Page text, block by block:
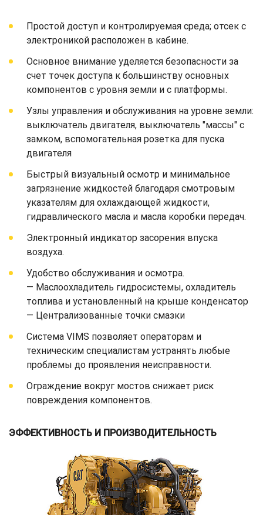
Простой доступ и контролируемая среда; отсек с
электроникой расположен в кабине.
Основное внимание уделяется безопасности за
счет точек доступа к большинству основных
компонентов с уровня земли и с платформы.
Узлы управления и обслуживания на уровне земли:
выключатель двигателя, выключатель "массы" с
замком, вспомогательная розетка для пуска
двигателя
Быстрый визуальный осмотр и минимальное
загрязнение жидкостей благодаря смотровым
указателям для охлаждающей жидкости,
гидравлического масла и масла коробки передач.
Электронный индикатор засорения впуска
воздуха.
Удобство обслуживания и осмотра.
— Маслоохладитель гидросистемы, охладитель
топлива и установленный на крыше конденсатор
— Централизованные точки смазки
Система VIMS позволяет операторам и
техническим специалистам устранять любые
проблемы до проявления неисправности.
Ограждение вокруг мостов снижает риск
повреждения компонентов.
ЭФФЕКТИВНОСТЬ И ПРОИЗВОДИТЕЛЬНОСТЬ